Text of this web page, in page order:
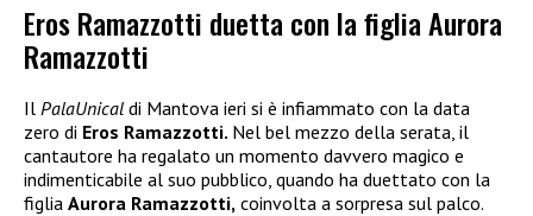
Eros Ramazzotti duetta con la figlia Aurora
Ramazzotti
Il PalaUnical di Mantova ieri si è infiammato con la data
zero di Eros Ramazzotti. Nel bel mezzo della serata, il
cantautore ha regalato un momento davvero magico e
indimenticabile al suo pubblico, quando ha duettato con la
figlia Aurora Ramazzotti, coinvolta a sorpresa sul palco.